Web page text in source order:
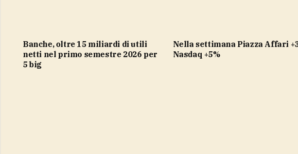
Banche, oltre 15 miliardi di utili
netti nel primo semestre 2026 per
5 big
Nella settimana Piazza Affari +3%,
Nasdaq +5%